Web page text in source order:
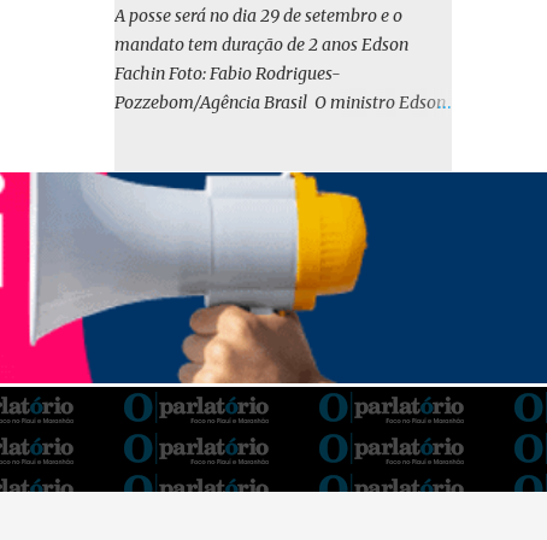
em iene japonês é mais vantajosa sob os
aspectos econômico e financeiro. Embora o
custo dos juros em dólares possa parecer
inferior no curto prazo, a opção pelo iene
tanto pela sua menor volatilidade cambial
quanto pela estabilidade da taxa de juros
atrelada à TONA”, explica. O deputado
Gustavo Neiva (PP) votou contra o projeto de
l...
A posse será no dia 29 de setembro e o
mandato tem duração de 2 anos Edson
Fachin Foto: Fabio Rodrigues-
Pozzebom/Agência Brasil O ministro Edson
Tribunal Federal (STF) pelos próximos dois
anos. O vice-presidente será o ministro
Alexandre de Moraes. A posse será no dia 29
de setembro. A votação foi feita de forma
simbólica pelo plenário da Corte.
Atualmente, Fachin é o vice-presidente e,
pelo critério de antiguidade, deve assumir o
cargo. Conforme o regimento interno, o
tribunal deve ser comandado pelo ministro
mais antigo que ainda não presidiu a Corte.
O novo presidente vai suceder a Luís Roberto